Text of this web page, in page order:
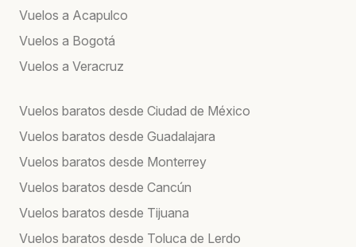
Vuelos a Acapulco
Vuelos a Bogotá
Vuelos a Veracruz
Vuelos baratos desde Ciudad de México
Vuelos baratos desde Guadalajara
Vuelos baratos desde Monterrey
Vuelos baratos desde Cancún
Vuelos baratos desde Tijuana
Vuelos baratos desde Toluca de Lerdo